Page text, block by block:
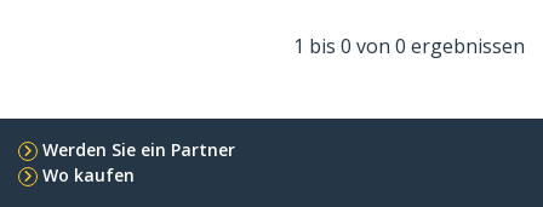
1 bis 0 von 0 ergebnissen
Werden Sie ein Partner
Wo kaufen